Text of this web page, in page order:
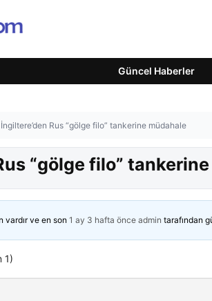
Güncel Haberler
İngiltere’den Rus “gölge filo” tankerine müdahale
“gölge filo”
vardır ve en son 1 ay 3 hafta önce admin tarafından
1)